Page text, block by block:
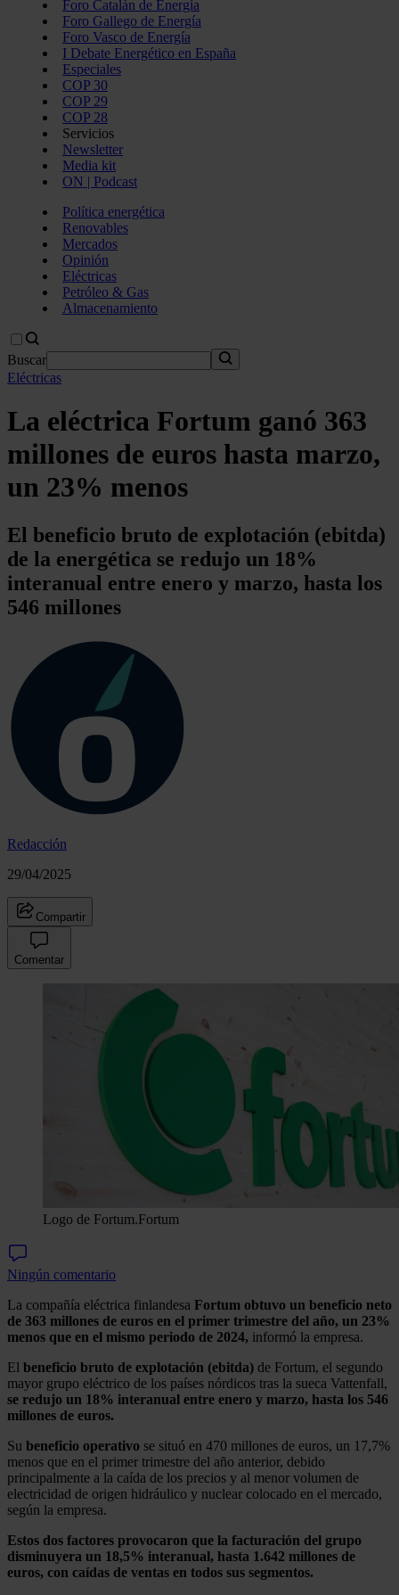
Foro Catalán de Energía
Foro Gallego de Energía
Foro Vasco de Energía
I Debate Energético en España
Especiales
COP 30
COP 29
COP 28
Servicios
Newsletter
Media kit
ON | Podcast
Política energética
Renovables
Mercados
Opinión
Eléctricas
Petróleo & Gas
Almacenamiento
Buscar
Eléctricas
La eléctrica Fortum ganó 363
millones de euros hasta marzo,
un 23% menos
El beneficio bruto de explotación (ebitda)
de la energética se redujo un 18%
interanual entre enero y marzo, hasta los
546 millones
Redacción
29/04/2025
Compartir
Comentar
Logo de Fortum.Fortum
Ningún comentario
La compañía eléctrica finlandesa Fortum obtuvo un beneficio neto
de 363 millones de euros en el primer trimestre del año, un 23%
menos que en el mismo periodo de 2024, informó la empresa.
El beneficio bruto de explotación (ebitda) de Fortum, el segundo
mayor grupo eléctrico de los países nórdicos tras la sueca Vattenfall,
se redujo un 18% interanual entre enero y marzo, hasta los 546
millones de euros.
Su beneficio operativo se situó en 470 millones de euros, un 17,7%
menos que en el primer trimestre del año anterior, debido
principalmente a la caída de los precios y al menor volumen de
electricidad de origen hidráulico y nuclear colocado en el mercado,
según la empresa.
Estos dos factores provocaron que la facturación del grupo
disminuyera un 18,5% interanual, hasta 1.642 millones de
euros, con caídas de ventas en todos sus segmentos.